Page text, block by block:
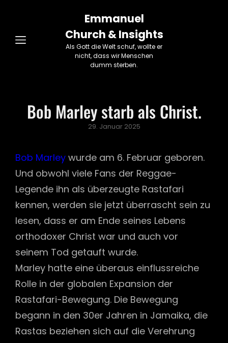
Emmanuel
Church & Insights
Als Gott die Welt schuf, wollte er
nicht, dass wir Menschen
dumm sterben.
Bob Marley starb als Christ.
Posted
29. Januar 2025
Bob Marley wurde am 6. Februar geboren.
Und obwohl viele Fans der Reggae-
Legende ihn als überzeugte Rastafari
kennen, werden sie jetzt überrascht sein zu
lesen, dass er am Ende seines Lebens
orthodoxer Christ war und auch vor
seinem Tod getauft wurde.
Marley hatte eine überaus einflussreiche
Rolle in der globalen Expansion der
Rastafari-Bewegung. Die Bewegung
begann in den 30er Jahren in Jamaika, die
Rastas beziehen sich auf die Verehrung